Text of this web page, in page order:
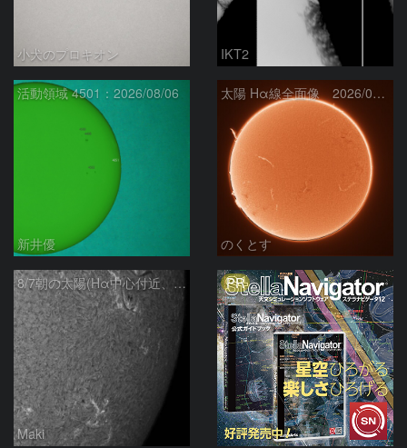
小犬のプロキオン IKT2
活動領域 4501：2026/08/06
新井優
太陽 Hα線全面像 2026/08/07
のくとす
8/7朝の太陽(Hα中心付近、4498、4502付近)
Maki
PR